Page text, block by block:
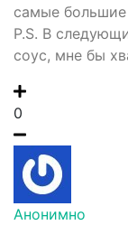
самые
P.S. В
соус, мне бы
0
Анонимно